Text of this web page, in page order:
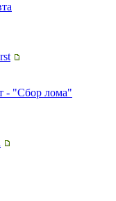
- "Сбор лома"